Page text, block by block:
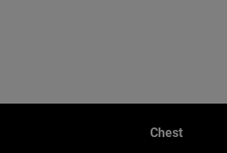
Chest